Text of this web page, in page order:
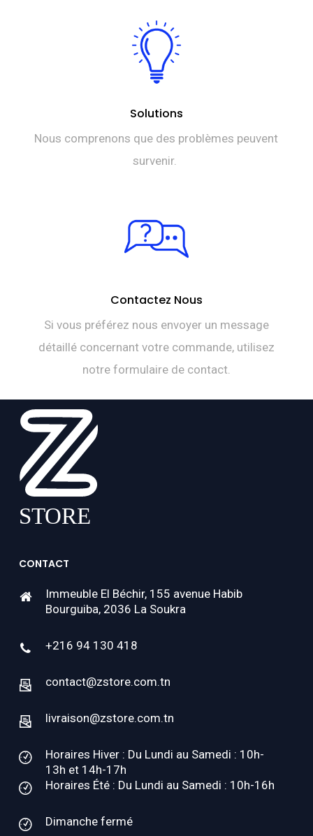
Solutions
Nous comprenons que des problèmes peuvent
survenir.
Contactez Nous
Si vous préférez nous envoyer un message
détaillé concernant votre commande, utilisez
notre formulaire de contact.
CONTACT
Immeuble El Béchir, 155 avenue Habib
Bourguiba, 2036 La Soukra
+216 94 130 418
contact@zstore.com.tn
livraison@zstore.com.tn
Horaires Hiver : Du Lundi au Samedi : 10h-
13h et 14h-17h
Horaires Été : Du Lundi au Samedi : 10h-16h
Dimanche fermé